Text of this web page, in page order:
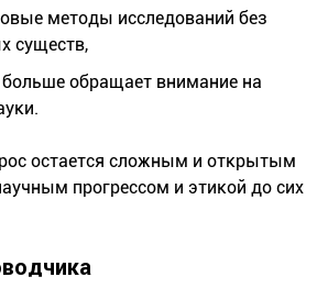
методы исследований без
существ,
обращает внимание на
остается сложным и открытым
прогрессом и этикой до сих